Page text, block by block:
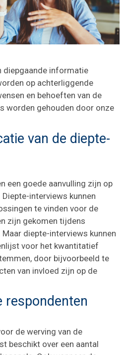
diepgaande informatie
op achterliggende
en behoeften van de
worden gehouden door onze
van de diepte-
een goede aanvulling zijn op
interviews kunnen
te vinden voor de
zijn gekomen tijdens
diepte-interviews kunnen
voor het kwantitatief
door bijvoorbeeld te
van invloed zijn op de
respondenten
de werving van de
beschikt over een aantal